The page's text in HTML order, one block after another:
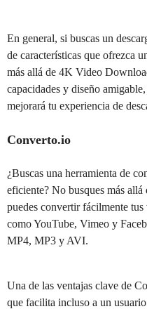
En general, si buscas un
de características que ofrezca
más allá de 4K Video
capacidades y diseño
mejorará tu experiencia de
Converto.io
¿Buscas una herramienta de
eficiente? No busques más allá
puedes convertir fácilmente
como YouTube, Vimeo y
MP4, MP3 y AVI.
Una de las ventajas clave de
que facilita incluso a un